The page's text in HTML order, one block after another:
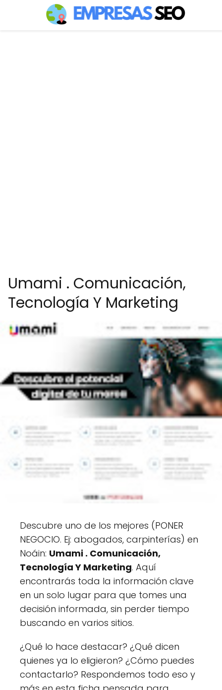
Umami . Comunicación,
Tecnología Y Marketing
Descubre uno de los mejores (PONER
NEGOCIO. Ej: abogados, carpinterías) en
Noáin: Umami . Comunicación,
Tecnología Y Marketing. Aquí
encontrarás toda la información clave
en un solo lugar para que tomes una
decisión informada, sin perder tiempo
buscando en varios sitios.
¿Qué lo hace destacar? ¿Qué dicen
quienes ya lo eligieron? ¿Cómo puedes
contactarlo? Respondemos todo eso y